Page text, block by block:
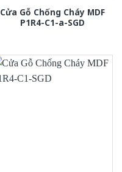
Cửa Gỗ Chống Cháy MDF
P1R4-C1-a-SGD